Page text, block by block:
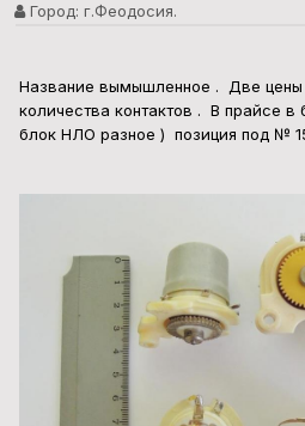
Город: г.Феодосия.
Название вымышленное . Две цены
количества контактов . В прайсе в
блок НЛО разное ) позиция под №